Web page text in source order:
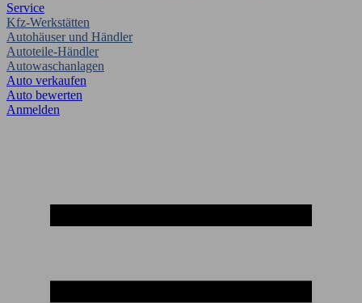
Service
Kfz-Werkstätten
Autohäuser und Händler
Autoteile-Händler
Autowaschanlagen
Auto verkaufen
Auto bewerten
Anmelden